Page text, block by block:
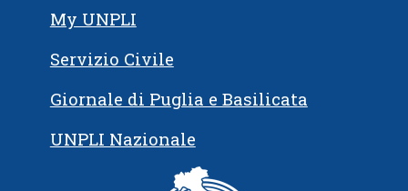
My UNPLI
Servizio Civile
Giornale di Puglia e Basilicata
UNPLI Nazionale